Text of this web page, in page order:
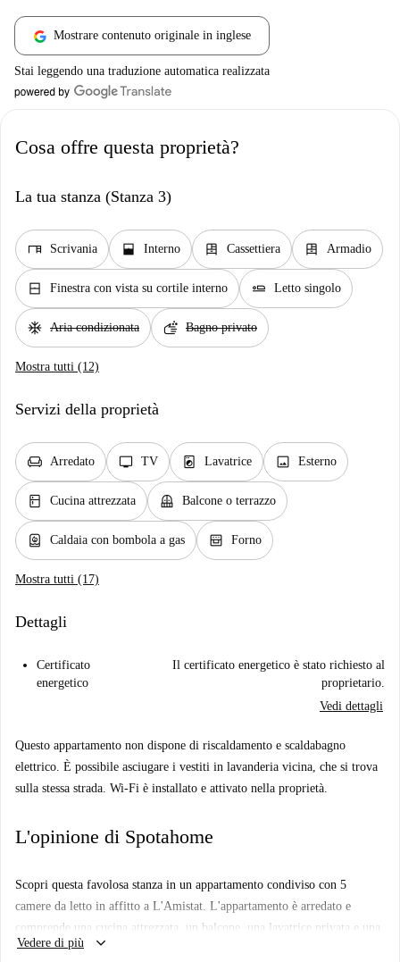
Mostrare contenuto originale in inglese
Stai leggendo una traduzione automatica realizzata
Cosa offre questa proprietà?
La tua stanza (Stanza 3)
desk Scrivania window_open Interno dresser Cassettiera dresser Armadio
window_closed Finestra con vista su cortile interno airline_seat_flat Letto singolo
ac_unit Aria condizionata soap Bagno privato
Mostra tutti (12)
Servizi della proprietà
chair Arredato tv TV local_laundry_service Lavatrice image Esterno
kitchen Cucina attrezzata balcony Balcone o terrazzo
water_heater Caldaia con bombola a gas oven_gen Forno
Mostra tutti (17)
Dettagli
Certificato
energetico
Il certificato energetico è stato richiesto al
proprietario.
Vedi dettagli
Questo appartamento non dispone di riscaldamento e scaldabagno
elettrico. È possibile asciugare i vestiti in lavanderia vicina, che si trova
sulla stessa strada. Wi-Fi è installato e attivato nella proprietà.
L'opinione di Spotahome
Scopri questa favolosa stanza in un appartamento condiviso con 5
camere da letto in affitto a L'Amistat. L'appartamento è arredato e
comprende una cucina attrezzata, un balcone, una lavatrice privata e una
TV. Ideale per professionisti e studenti con requisiti di età flessibili, le
Vedere di più keyboard_arrow_down